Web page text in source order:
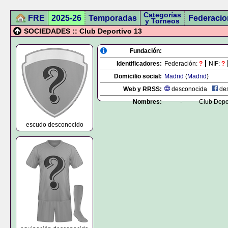
FRE 2025-26 Temporadas Categorías
y Torneos
SOCIEDADES :: Club Deportivo 13
escudo desconocido
Fundación:
Identificadores: Federación: ? NIF: ?
Domicilio social: Madrid (Madrid)
Web y RRSS:
desconocida
Nombres:
- Club